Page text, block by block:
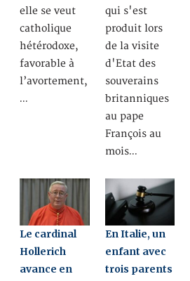
elle se veut
catholique
hétérodoxe,
favorable à
l’avortement,
…
qui s'est
produit lors
de la visite
d'Etat des
souverains
britanniques
au pape
François au
mois…
Le cardinal
Hollerich
avance en
En Italie, un
enfant avec
trois parents